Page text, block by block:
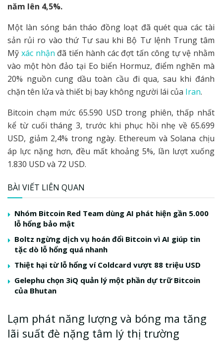
năm lên 4,5%.
Một làn sóng bán tháo đồng loạt đã quét qua các tài
sản rủi ro vào thứ Tư sau khi Bộ Tư lệnh Trung tâm
Mỹ xác nhận đã tiến hành các đợt tấn công tự vệ nhằm
vào một hòn đảo tại Eo biển Hormuz, điểm nghẽn mà
20% nguồn cung dầu toàn cầu đi qua, sau khi đánh
chặn tên lửa và thiết bị bay không người lái của Iran.
Bitcoin chạm mức 65.590 USD trong phiên, thấp nhất
kể từ cuối tháng 3, trước khi phục hồi nhẹ về 65.699
USD, giảm 2,4% trong ngày. Ethereum và Solana chịu
áp lực nặng hơn, đều mất khoảng 5%, lần lượt xuống
1.830 USD và 72 USD.
BÀI VIẾT LIÊN QUAN
Nhóm Bitcoin Red Team dùng AI phát hiện gần 5.000
lỗ hổng bảo mật
Boltz ngừng dịch vụ hoán đổi Bitcoin vì AI giúp tin
tặc dò lỗ hổng quá nhanh
Thiệt hại từ lỗ hổng ví Coldcard vượt 88 triệu USD
Gelephu chọn 3iQ quản lý một phần dự trữ Bitcoin
của Bhutan
Lạm phát năng lượng và bóng ma tăng
lãi suất đè nặng tâm lý thị trường